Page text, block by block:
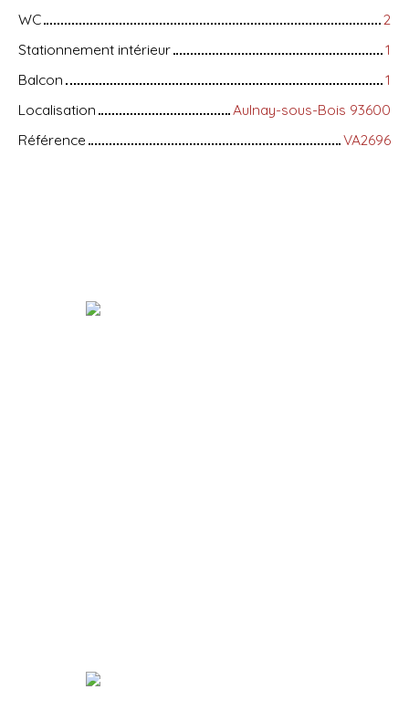
WC
2
Stationnement intérieur
1
Balcon
1
Localisation
Aulnay-sous-Bois 93600
Référence
VA2696